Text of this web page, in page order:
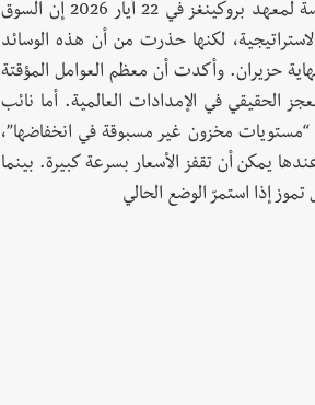
التشغيلية الحرجة إذا بقي مضيق هرمز مغلقاً أو معطلاً بشدة. حيث قالت دراسة لمعهد بروكينغز في 22 أيار 2026 إن السوق
لكنها حذرت من أن هذه الوسائد
نهاية حزيران. وأكدت أن معظم العوامل المؤقتة
الحقيقي في الإمدادات العالمية. أما نائب
“مستويات مخزون غير مسبوقة في انخفاضها”،
يمكن أن تقفز الأسعار بسرعة كبيرة. بينما
إذا استمرّ الوضع الحالي